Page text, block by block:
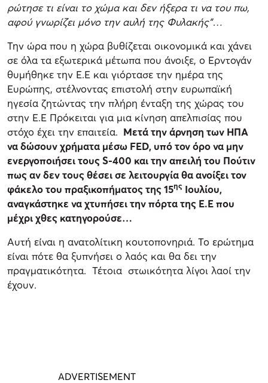
ρώτησε τι είναι το χώμα και δεν ήξερα τι να του πω,
αφού γνωρίζει μόνο την αυλή της Φυλακής”…
Την ώρα που η χώρα βυθίζεται οικονομικά και χάνει
σε όλα τα εξωτερικά μέτωπα που άνοιξε, ο Ερντογάν
θυμήθηκε την Ε.Ε και γιόρτασε την ημέρα της
Ευρώπης, στέλνοντας επιστολή στην ευρωπαϊκή
ηγεσία ζητώντας την πλήρη ένταξη της χώρας του
στην Ε.Ε Πρόκειται για μια κίνηση απελπισίας που
στόχο έχει την επαιτεία. Μετά την άρνηση των ΗΠΑ
να δώσουν χρήματα μέσω FED, υπό τον όρο να μην
ενεργοποιήσει τουςS-400 και την απειλή του Πούτιν
πως αν δεν τους θέσει σε λειτουργία θα ανοίξει τον
φάκελο του πραξικοπήματος της 15ης Ιουλίου,
αναγκάστηκε να χτυπήσει την πόρτα της Ε.Ε που
μέχρι χθες κατηγορούσε…
Αυτή είναι η ανατολίτικη κουτοπονηριά. Το ερώτημα
είναι πότε θα ξυπνήσει ο λαός και θα δει την
πραγματικότητα. Τέτοια στωικότητα λίγοι λαοί την
έχουν.